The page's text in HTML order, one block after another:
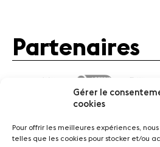
Gérer le
cookies
Pour offrir les meilleures expériences,
telles que les cookies pour stocker et/ou
Partenaires